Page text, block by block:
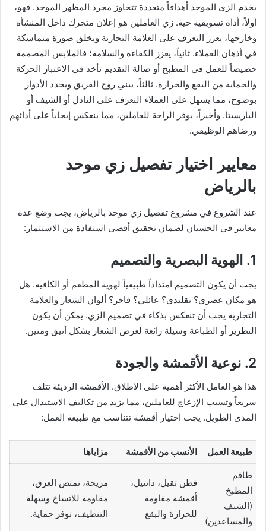
يخدم الزي الموحد أهدافاً متعددة تتجاوز مجرد المظهر الموحد. فهو،
أولاً، أداة تسويقية حية. زي العاملين هو إعلان متحرك داخل المنشأة
وخارجها، يعزز التعرف على العلامة التجارية ويخلق صورة متماسكة
في أذهان العملاء. ثانياً، يعزز الكفاءة والسلامة؛ فالملابس المصممة
خصيصاً للعمل في المطبخ أو صالة التقديم تأخذ في الاعتبار الحركة
والحماية من البقع والحرارة. ثالثاً، يبني روح الفريق ويحدد الأدوار
بوضوح، مما يسهل على العملاء التعرف على النادل أو الشيف أو
الباريستا. وأخيراً، يوفر الراحة للعاملين، مما ينعكس إيجاباً على أدائهم
ورضاهم الوظيفي.
معايير اختيار تفصيل زي موحد
بالرياض
عند الشروع في مشروع تفصيل زي موحد بالرياض، يجب وضع عدة
معايير في الحسبان لضمان تحقيق أقصى استفادة من الاستثمار:
1. الهوية البصرية والتصميم
يجب أن يكون التصميم امتداداً طبيعياً لهوية المطعم أو الكافيه. هل
هو مكان عصري؟ تقليدي؟ عائلي؟ فاخر؟ ألوان الشعار والعلامة
التجارية يجب أن تنعكس بذكاء في تصميم الزي. يمكن أن يكون
التطريز أو الطباعة وسيلة رائعة لعرض الشعار بشكل أنيق ومتين.
2. نوعية الأقمشة والجودة
هذا هو العامل الأكثر أهمية على الإطلاق. الأقمشة الرديئة تتلف
سريعاً وتسبب الإزعاج للعاملين، مما يزيد من تكاليف الاستبدال على
المدى الطويل. يجب اختيار أقمشة تتناسب مع طبيعة العمل:
طبيعة العمل الأنسب من الأقمشة مزاياها
طاقم
المطبخ
(الشيف
والمساعدين)
قطن ثقيل، دانتيل،
أقمشة مقاومة
للحرارة والبقع
مريحة، تمتص العرق،
مقاومة للاتساخ وسهلة
التنظيف، توفر حماية.